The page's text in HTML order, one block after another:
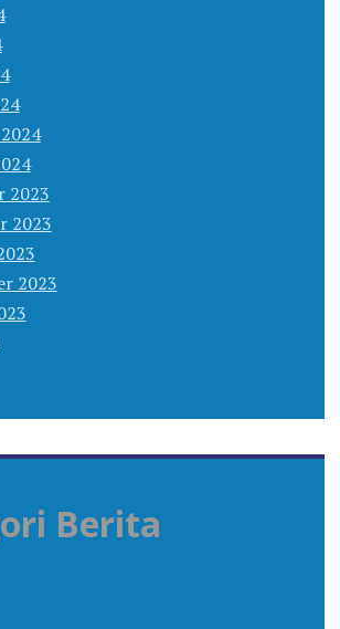
2023
2023
2023
Berita